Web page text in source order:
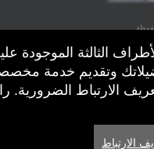
للأماكن والمسارح والساحات
الثالثة الموجودة
وتقديم خدمة
الارتباط الضرورية.
الارتباط